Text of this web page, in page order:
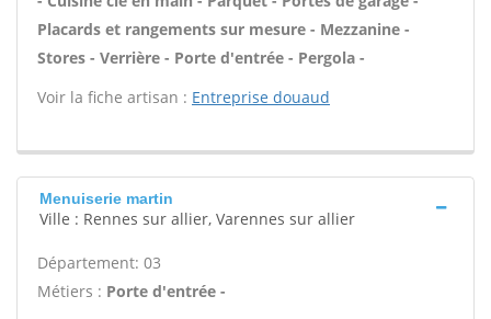
Placards et rangements sur mesure - Mezzanine -
Stores - Verrière - Porte d'entrée - Pergola -
Voir la fiche artisan : Entreprise douaud
Menuiserie martin
Ville : Rennes sur allier, Varennes sur allier
Département: 03
Métiers : Porte d'entrée -